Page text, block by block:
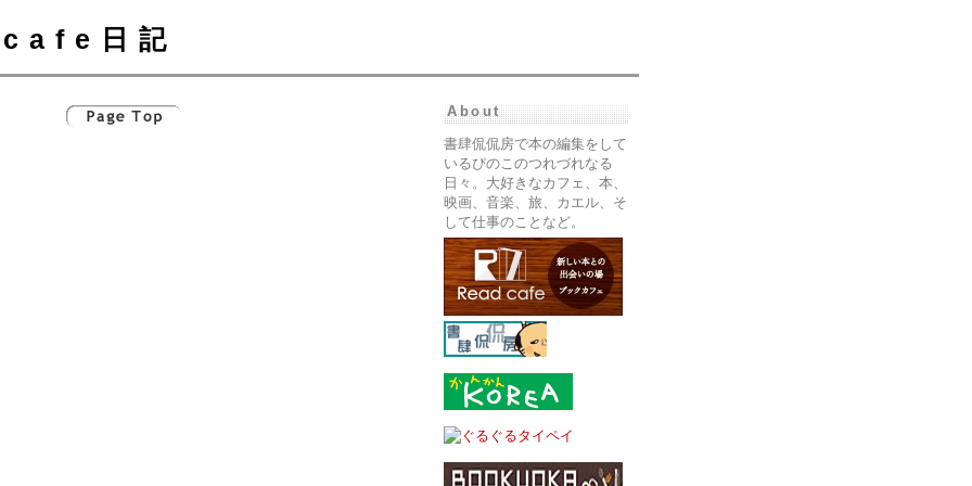
cafe日記
About
書肆侃侃房で本の編集をして
いるぴのこのつれづれなる
日々。大好きなカフェ、本、
映画、音楽、旅、カエル、そ
して仕事のことなど。